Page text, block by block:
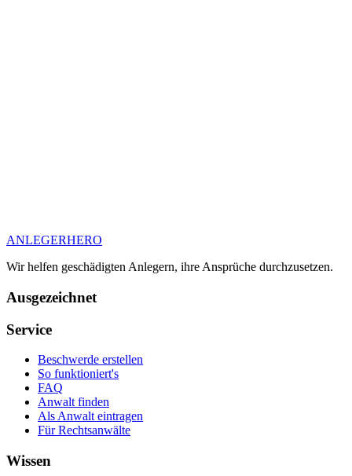
ANLEGERHERO
Wir helfen geschädigten Anlegern, ihre Ansprüche durchzusetzen.
Ausgezeichnet
Service
Beschwerde erstellen
So funktioniert's
FAQ
Anwalt finden
Als Anwalt eintragen
Für Rechtsanwälte
Wissen